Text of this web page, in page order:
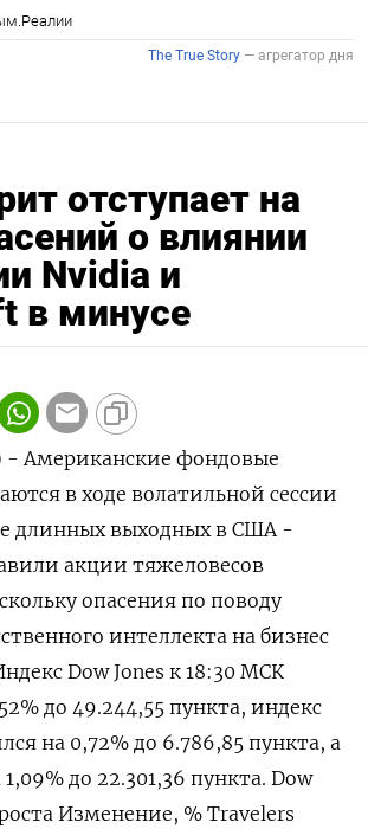
отступает на
о влиянии
Nvidia и
в минусе
- Американские фондовые
в ходе волатильной сессии
длинных выходных ‌в США -
акции тяжеловесов
опасения по поводу
интеллекта на ​бизнес
Dow ​Jones ​к 18:⁠30 МСК
до 49.‌244,55 пункта, индекс
на 0,72% до ‌6.786,85 пункта, а
до 22.301,‌36 пункта. Dow
Изменение, % Travelers